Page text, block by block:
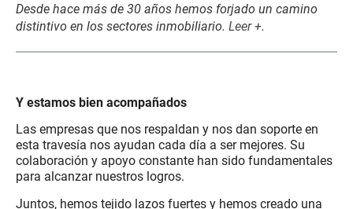
Desde hace más de 30 años hemos forjado un camino
distintivo en los sectores inmobiliario. Leer +.
Y estamos bien acompañados
Las empresas que nos respaldan y nos dan soporte en
esta travesía nos ayudan cada día a ser mejores. Su
colaboración y apoyo constante han sido fundamentales
para alcanzar nuestros logros.
Juntos, hemos tejido lazos fuertes y hemos creado una